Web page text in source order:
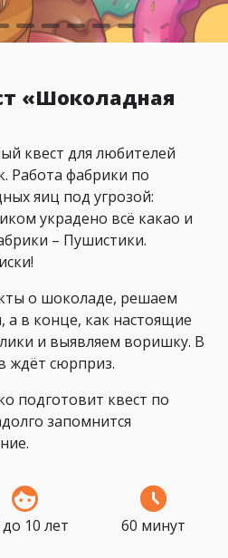
«Шоколадная
квест для любителей
Работа фабрики по
яиц под угрозой:
украдено всё какао и
– Пушистики.
о шоколаде, решаем
а в конце, как настоящие
и выявляем воришку. В
ждёт сюрприз.
подготовит квест по
запомнится
до 10 лет 60 минут